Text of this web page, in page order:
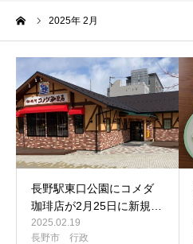
2025年 2月
長野駅東口公園にコメダ
珈琲店が2月25日に新規…
2025.02.19
長野市 行政
長野市百景